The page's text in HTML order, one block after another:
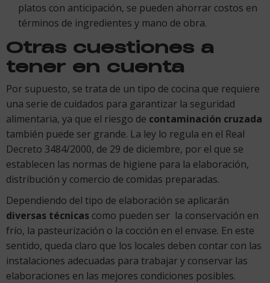
platos con anticipación, se pueden ahorrar costos en
términos de ingredientes y mano de obra.
Otras cuestiones a
tener en cuenta
Por supuesto, se trata de un tipo de cocina que requiere
una serie de cuidados para garantizar la seguridad
alimentaria, ya que el riesgo de contaminación cruzada
también puede ser grande. La ley lo regula en el Real
Decreto 3484/2000, de 29 de diciembre, por el que se
establecen las normas de higiene para la elaboración,
distribución y comercio de comidas preparadas.
Dependiendo del tipo de elaboración se aplicarán
diversas técnicas como pueden ser la conservación en
frío, la pasteurización o la cocción en el envase. En este
sentido, queda claro que los locales deben contar con las
instalaciones adecuadas para trabajar y conservar las
elaboraciones en las mejores condiciones posibles.